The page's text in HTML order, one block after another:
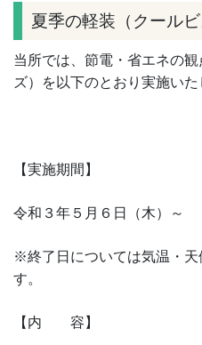
夏季の軽装（クール
当所では、節電・省エネの
ズ）を以下のとおり実施いた
【実施期間】
令和３年５月６日（木）～
※終了日については気温・天
す。
【内 容】